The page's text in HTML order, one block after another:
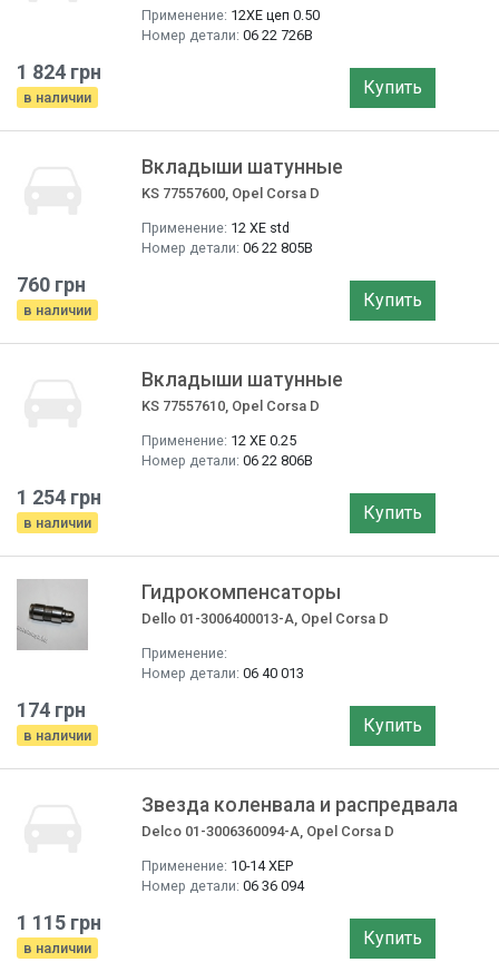
Применение: 12XE цеп 0.50
Номер детали: 06 22 726B
1 824 грн
в наличии Купить
Вкладыши шатунные
KS 77557600, Opel Corsa D
Применение: 12 XE std
Номер детали: 06 22 805B
760 грн
в наличии Купить
Вкладыши шатунные
KS 77557610, Opel Corsa D
Применение: 12 XE 0.25
Номер детали: 06 22 806B
1 254 грн
в наличии Купить
Гидрокомпенсаторы
Dello 01-3006400013-A, Opel Corsa D
Применение:
Номер детали: 06 40 013
174 грн
в наличии Купить
Звезда коленвала и распредвала
Delco 01-3006360094-A, Opel Corsa D
Применение: 10-14 ХЕР
Номер детали: 06 36 094
1 115 грн
в наличии Купить